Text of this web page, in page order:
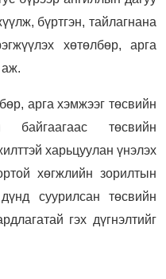
бүртгэн, тайлагнана
хөтөлбөр, арга
аж.
арга хэмжээг төсвийн
байгаагаас төсвийн
харьцуулан үнэлэх
хөгжлийн зорилтын
суурилсан төсвийн
гэх дүгнэлтийг